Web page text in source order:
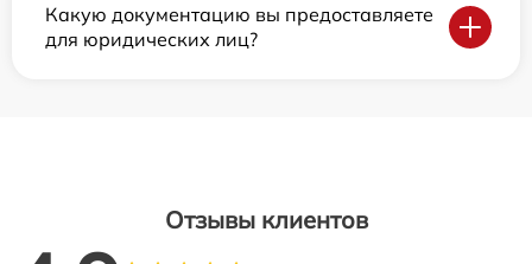
Какую документацию вы предоставляете
для юридических лиц?
Отзывы клиентов